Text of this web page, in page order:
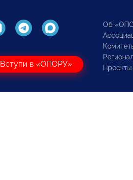
Вступи в «ОПОРУ»
Об
Проекты